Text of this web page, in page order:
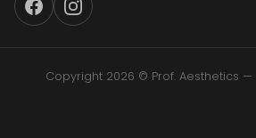
Copyright 2026 © Prof. Aesthetics —